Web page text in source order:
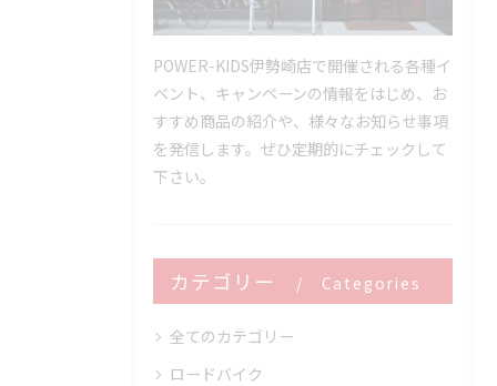
POWER-KIDS伊勢崎店で開催される各種イ
ベント、キャンペーンの情報をはじめ、お
すすめ商品の紹介や、様々なお知らせ事項
を発信します。ぜひ定期的にチェックして
下さい。
カテゴリー Categories
全てのカテゴリー
ロードバイク